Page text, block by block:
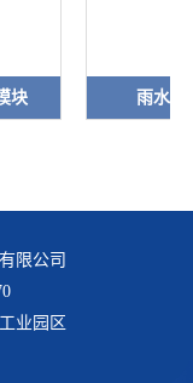
雨水收集模块施工
有限公司
业园区